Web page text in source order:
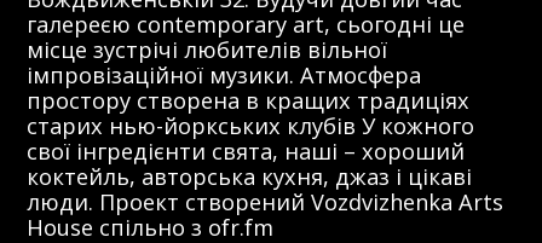
галереєю contemporary art, сьогодні це
місце зустрічі любителів вільної
імпровізаційної музики. Атмосфера
простору створена в кращих традиціях
старих нью-йоркських клубів У кожного
свої інгредієнти свята, наші – хороший
коктейль, авторська кухня, джаз і цікаві
люди. Проект створений Vozdvizhenka Arts
House спільно з ofr.fm